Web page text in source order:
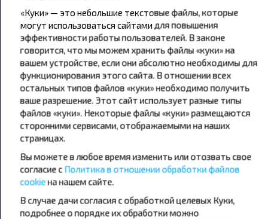
Подписаться
Популярные автобусные
направления
Орша - Могилёв
Минск - Могилёв
Минск - Пинск
Брест - Тересполь
Брест - Беловежская Пуща
«Куки» — это небольшие текстовые файлы, которые
могут использоваться сайтами для повышения
эффективности работы пользователей. В законе
говорится, что мы можем хранить файлы «куки» на
вашем устройстве, если они абсолютно необходимы для
функционирования этого сайта. В отношении всех
остальных типов файлов «куки» необходимо получить
ваше разрешение. Этот сайт использует разные типы
файлов «куки». Некоторые файлы «куки» размещаются
сторонними сервисами, отображаемыми на наших
страницах.
Вы можете в любое время изменить или отозвать свое
согласие сПолитика в отношении обработки файлов
cookieна нашем сайте.
В случае дачи согласия с обработкой целевых Куки,
подробнее о порядке их обработки можно